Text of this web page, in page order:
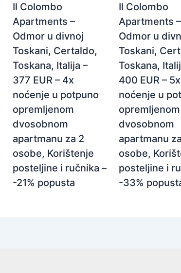
Il Colombo
Apartments –
Odmor u divnoj
Toskani, Certaldo,
Toskana, Italija –
377 EUR – 4x
noćenje u potpuno
opremljenom
dvosobnom
apartmanu za 2
osobe, Korištenje
posteljine i ručnika –
-21% popusta
Il Colombo
Apartments –
Odmor u
Toskani,
Toskana,
400 EUR – 5x
noćenje u
opremljenom
dvosobnom
apartmanu
osobe,
posteljine i
-33%